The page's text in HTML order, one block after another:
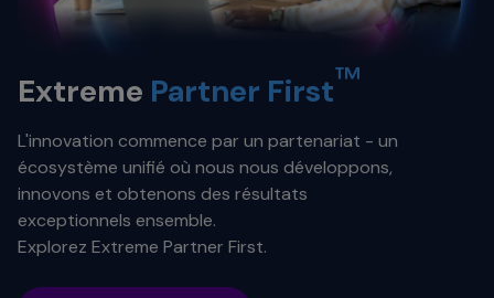
Extreme Partner First™
L'innovation commence par un partenariat - un
écosystème unifié où nous nous développons,
innovons et obtenons des résultats
exceptionnels ensemble.
Explorez Extreme Partner First.